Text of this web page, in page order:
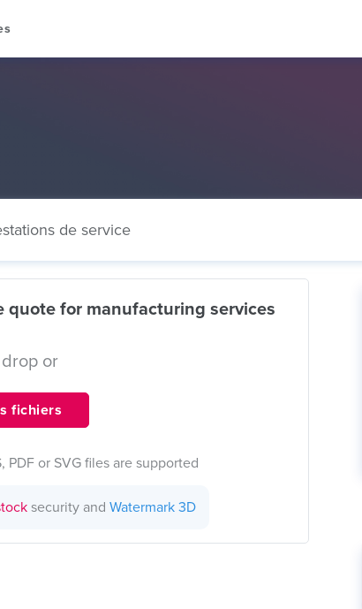
de service
quote for manufacturing services
or
fichiers
PDF or SVG files are supported
security and Watermark 3D